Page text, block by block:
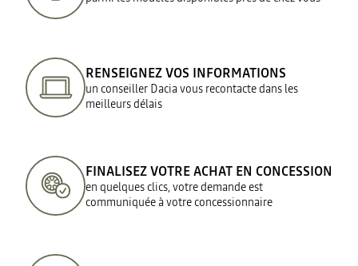
RENSEIGNEZ VOS INFORMATIONS
un conseiller Dacia vous recontacte dans les
meilleurs délais
FINALISEZ VOTRE ACHAT EN CONCESSION
en quelques clics, votre demande est
communiquée à votre concessionnaire